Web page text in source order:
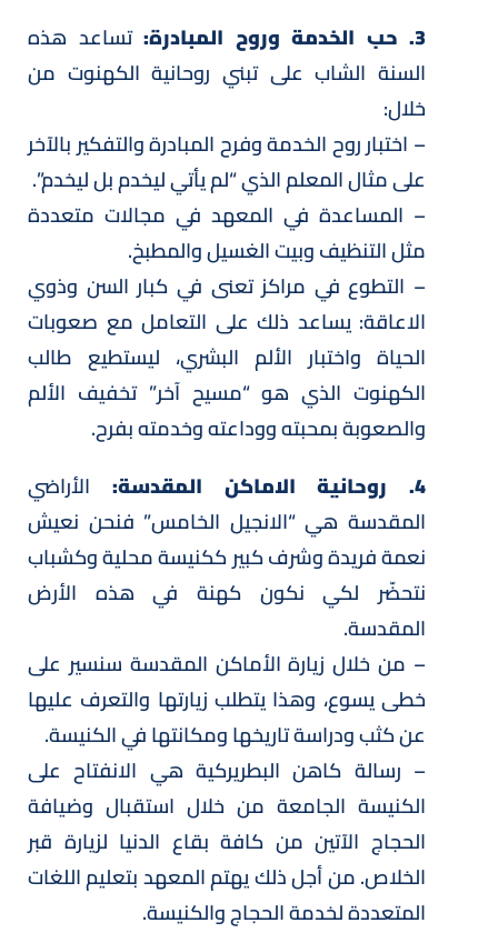
3. حب الخدمة وروح المبادرة:
تساعد هذه
السنة الشاب على تبني روحانية الكهنوت من
خلال:
– اختبار روح الخدمة وفرح المبادرة والتفكير بالآخر
على مثال المعلم الذي “لم يأتي ليخدم بل ليخدم”.
– المساعدة في المعهد في مجالات متعددة
مثل التنظيف وبيت الغسيل والمطبخ.
– التطوع في مراكز تعنى في كبار السن وذوي
الاعاقة: يساعد ذلك على التعامل مع صعوبات
الحياة واختبار الألم البشري، ليستطيع طالب
الكهنوت الذي هو “مسيح آخر” تخفيف الألم
والصعوبة بمحبته ووداعته وخدمته بفرح.
4. روحانية الاماكن المقدسة:
الأراضي
المقدسة هي “الانجيل الخامس” فنحن نعيش
نعمة فريدة وشرف كبير ككنيسة محلية وكشباب
نتحضّر لكي نكون كهنة في هذه الأرض
المقدسة.
– من خلال زيارة الأماكن المقدسة سنسير على
خطى يسوع، وهذا يتطلب زيارتها والتعرف عليها
عن كثب ودراسة تاريخها ومكانتها في الكنيسة.
– رسالة كاهن البطريركية هي الانفتاح على
الكنيسة الجامعة من خلال استقبال وضيافة
الحجاج الآتين من كافة بقاع الدنيا لزيارة قبر
الخلاص. من أجل ذلك يهتم المعهد بتعليم اللغات
المتعددة لخدمة الحجاج والكنيسة.